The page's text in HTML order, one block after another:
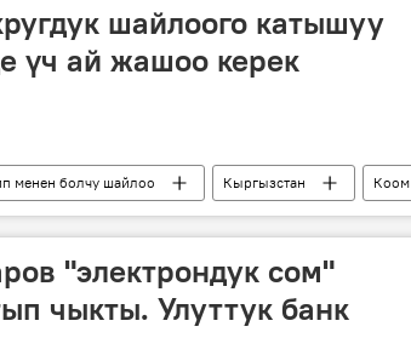
шайлоого катышуу
үч ай жашоо керек
менен болчу шайлоо Кыргызстан Коом
Айнура Усупбекова Саясат
"электрондук сом"
чыкты. Улуттук банк